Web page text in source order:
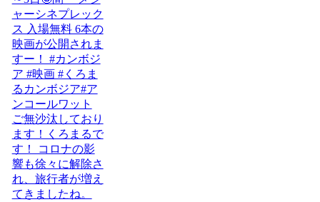
ご無沙汰しており
ます！くろまるで
す！ コロナの影
響も徐々に解除さ
れ、旅行者が増え
てきましたね。